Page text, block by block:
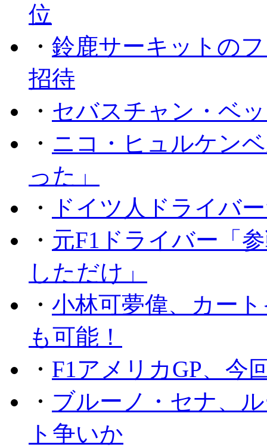
位
・ 鈴鹿サーキットの
招待
・ セバスチャン・ベ
・ ニコ・ヒュルケン
った」
・
ドイツ人ドライバ
・ 元F1ドライバー「
しただけ」
・ 小林可夢偉、カー
も可能！
・ F1アメリカGP、今
・ ブルーノ・セナ、
ト争いか